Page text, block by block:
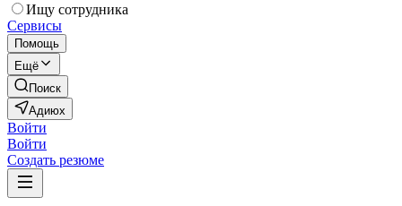
Ищу сотрудника
Сервисы
Помощь
Ещё
Поиск
Адиюх
Войти
Войти
Создать резюме